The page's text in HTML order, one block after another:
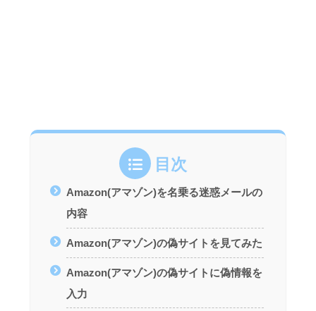
目次
Amazon(アマゾン)を名乗る迷惑メールの
内容
Amazon(アマゾン)の偽サイトを見てみた
Amazon(アマゾン)の偽サイトに偽情報を
入力